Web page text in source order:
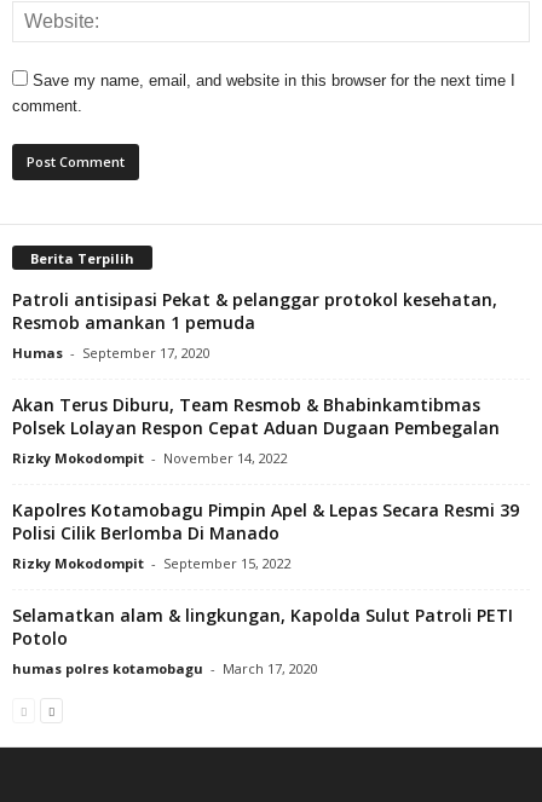
Save my name, email, and website in this browser for the next time I
comment.
Berita Terpilih
Patroli antisipasi Pekat & pelanggar protokol kesehatan,
Resmob amankan 1 pemuda
Humas - September 17, 2020
Akan Terus Diburu, Team Resmob & Bhabinkamtibmas
Polsek Lolayan Respon Cepat Aduan Dugaan Pembegalan
Rizky Mokodompit - November 14, 2022
Kapolres Kotamobagu Pimpin Apel & Lepas Secara Resmi 39
Polisi Cilik Berlomba Di Manado
Rizky Mokodompit - September 15, 2022
Selamatkan alam & lingkungan, Kapolda Sulut Patroli PETI
Potolo
humas polres kotamobagu - March 17, 2020